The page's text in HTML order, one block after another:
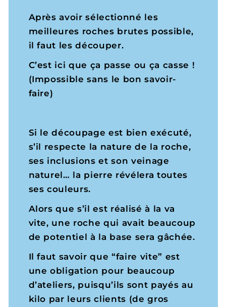
Après avoir sélectionné les
meilleures roches brutes possible,
il faut les découper.
C’est ici que ça passe ou ça casse !
(Impossible sans le bon savoir-
faire)
Si le découpage est bien exécuté,
s’il respecte la nature de la roche,
ses inclusions et son veinage
naturel… la pierre révélera toutes
ses couleurs.
Alors que s’il est réalisé à la va
vite, une roche qui avait beaucoup
de potentiel à la base sera gâchée.
Il faut savoir que “faire vite” est
une obligation pour beaucoup
d’ateliers, puisqu’ils sont payés au
kilo par leurs clients (de gros